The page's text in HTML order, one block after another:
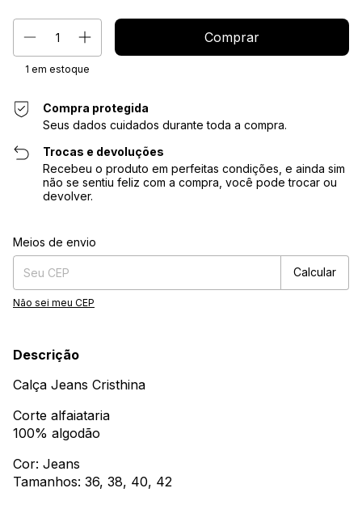
1 em estoque
Compra protegida
Seus dados cuidados durante toda a compra.
Trocas e devoluções
Recebeu o produto em perfeitas condições, e ainda sim
não se sentiu feliz com a compra, você pode trocar ou
devolver.
Entregas para o CEP:
Meios de envio
Calcular
Não sei meu CEP
Descrição
Calça Jeans Cristhina
Corte alfaiataria
100% algodão
Cor: Jeans
Tamanhos: 36, 38, 40, 42